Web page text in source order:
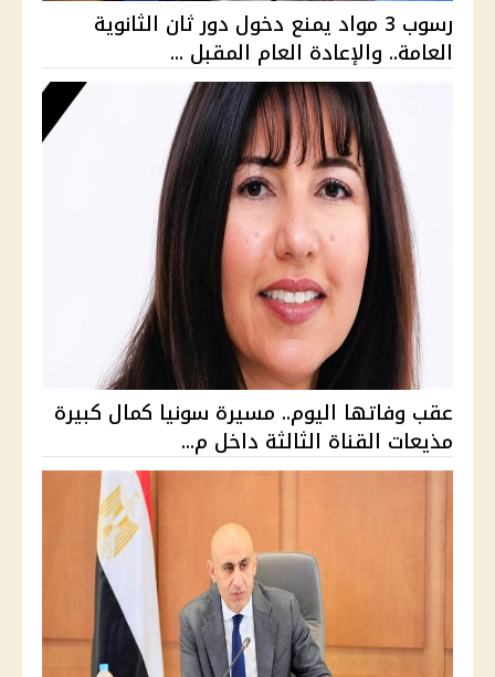
رسوب 3 مواد يمنع دخول دور ثان الثانوية
العامة.. والإعادة العام المقبل ...
عقب وفاتها اليوم.. مسيرة سونيا كمال كبيرة
مذيعات القناة الثالثة داخل م...